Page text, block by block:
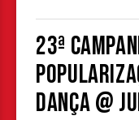
23ª
Dança @